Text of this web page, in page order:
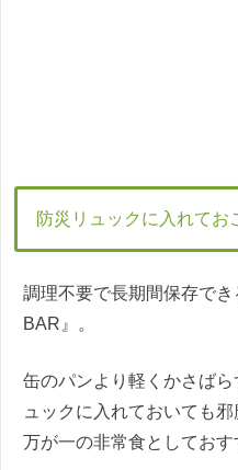
防災リュックに入れてお
調理不要で長期間保存で
BAR』。
缶のパンより軽くかさば
ュックに入れておいても邪
万が一の非常食としておす